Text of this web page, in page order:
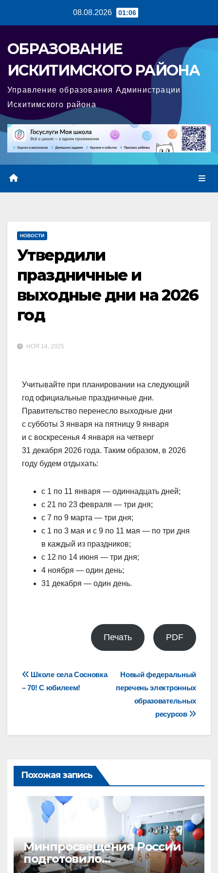
08.08.2026 01:06
ОБРАЗОВАНИЕ
ИСКИТИМСКОГО РАЙОНА
Управление образования Администрации
Искитимского района
НОВОСТИ
Утвердили
праздничные и
выходные дни на 2026
год
НОЯ 14, 2025
Учитывайте при планировании на следующий
год официальные праздничные дни.
Правительство перенесло выходные дни
с субботы 3 января на пятницу 9 января
и с воскресенья 4 января на четверг
31 декабря 2026 года. Таким образом, в 2026
году будем отдыхать:
с 1 по 11 января — одиннадцать дней;
с 21 по 23 февраля — три дня;
с 7 по 9 марта — три дня;
с 1 по 3 мая и с 9 по 11 мая — по три дня
в каждый из праздников;
с 12 по 14 июня — три дня;
4 ноября — один день;
31 декабря — один день.
Печать PDF
Навигация
Новый федеральный
перечень электронных
образовательных
ресурсов
Школе села Сосновка
– 70! С юбилеем!
Похожая запись
Минпросвещения России
подготовило